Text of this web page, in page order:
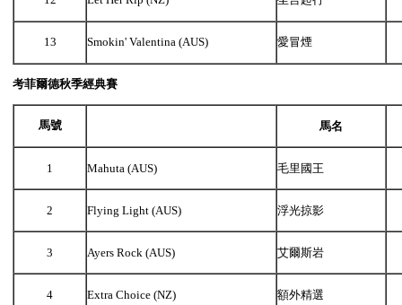
13 Smokin' Valentina (AUS) 愛冒煙
考菲爾德秋季經典賽
馬號 馬名
1 Mahuta (AUS) 毛里國王
2 Flying Light (AUS) 浮光掠影
3 Ayers Rock (AUS) 艾爾斯岩
4 Extra Choice (NZ) 額外精選